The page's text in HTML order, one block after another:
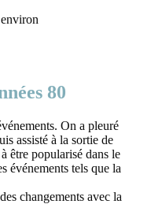
80
On a pleuré
assisté à la sortie de
être popularisé dans le
événements tels que la
changements avec la